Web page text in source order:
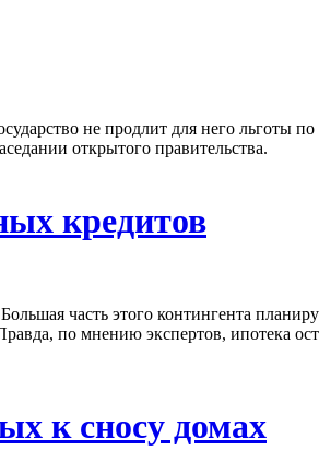
не продлит для него льготы
открытого правительства.
кредитов
часть этого контингента
по мнению экспертов, ипотека
к сносу домах